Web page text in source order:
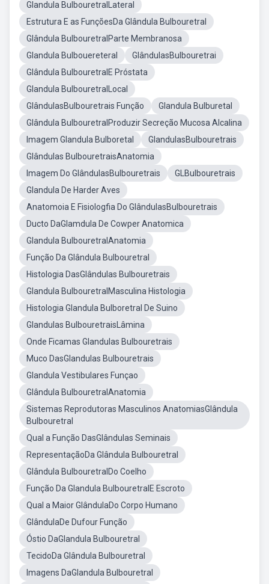
Glandula BulbouretralLateral
Estrutura E as FunçõesDa Glândula Bulbouretral
Glândula BulbouretralParte Membranosa
Glandula Bulbouereteral
GlândulasBulbouretrai
Glândula BulbouretralE Próstata
Glandula BulbouretralLocal
GlândulasBulbouretrais Função
Glandula Bulburetal
Glândula BulbouretralProduzir Secreção Mucosa Alcalina
Imagem Glandula Bulboretal
GlandulasBulbouretrais
Glândulas BulbouretraisAnatomia
Imagem Do GlândulasBulbouretrais
GLBulbouretrais
Glandula De Harder Aves
Anatomoia E Fisiologfia Do GlândulasBulbouretrais
Ducto DaGlamdula De Cowper Anatomica
Glandula BulbouretralAnatomia
Função Da Glândula Bulbouretral
Histologia DasGlândulas Bulbouretrais
Glandula BulbouretralMasculina Histologia
Histologia Glandula Bulboretral De Suino
Glandulas BulbouretraisLâmina
Onde Ficamas Glandulas Bulbouretrais
Muco DasGlandulas Bulbouretrais
Glandula Vestibulares Funçao
Glândula BulbouretralAnatomia
Sistemas Reprodutoras Masculinos AnatomiasGlândula
Bulbouretral
Qual a Função DasGlândulas Seminais
RepresentaçãoDa Glândula Bulbouretral
Glândula BulbouretralDo Coelho
Função Da Glandula BulbouretralE Escroto
Qual a Maior GlândulaDo Corpo Humano
GlândulaDe Dufour Função
Óstio DaGlandula Bulbouretral
TecidoDa Glândula Bulbouretral
Imagens DaGlandula Bulbouretral